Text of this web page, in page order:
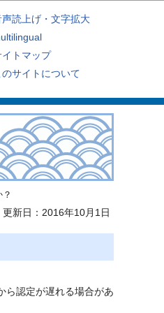
声読上げ・文字拡大
イトマップ
のサイトについて
更新日：2016年10月1日
ら認定が遅れる場合があ